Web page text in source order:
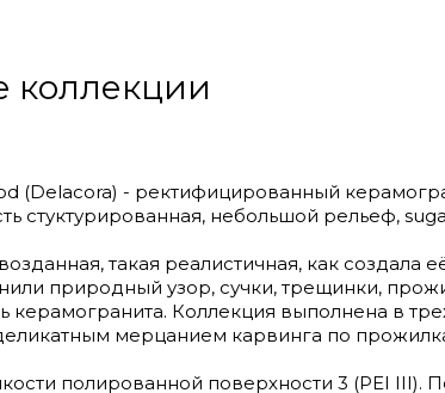
коллекции
(Delacora) - ректифицированный
стуктурированная, небольшой рельеф,
такая реалистичная, как
природный узор, сучки, трещинки,
керамогранита. Коллекция выполнена в
мерцанием карвинга по
полированной поверхности 3 (PEI III).